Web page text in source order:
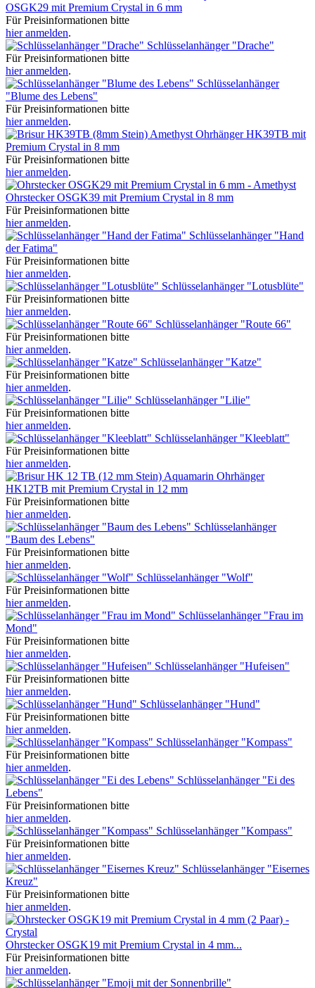
OSGK29 mit Premium Crystal in 6 mm
Für Preisinformationen bitte
hier anmelden.
Schlüsselanhänger "Drache"
Für Preisinformationen bitte
hier anmelden.
Schlüsselanhänger
"Blume des Lebens"
Für Preisinformationen bitte
hier anmelden.
Ohrhänger HK39TB mit
Premium Crystal in 8 mm
Für Preisinformationen bitte
hier anmelden.
Ohrstecker OSGK39 mit Premium Crystal in 8 mm
Für Preisinformationen bitte
hier anmelden.
Schlüsselanhänger "Hand
der Fatima"
Für Preisinformationen bitte
hier anmelden.
Schlüsselanhänger "Lotusblüte"
Für Preisinformationen bitte
hier anmelden.
Schlüsselanhänger "Route 66"
Für Preisinformationen bitte
hier anmelden.
Schlüsselanhänger "Katze"
Für Preisinformationen bitte
hier anmelden.
Schlüsselanhänger "Lilie"
Für Preisinformationen bitte
hier anmelden.
Schlüsselanhänger "Kleeblatt"
Für Preisinformationen bitte
hier anmelden.
Ohrhänger
HK12TB mit Premium Crystal in 12 mm
Für Preisinformationen bitte
hier anmelden.
Schlüsselanhänger
"Baum des Lebens"
Für Preisinformationen bitte
hier anmelden.
Schlüsselanhänger "Wolf"
Für Preisinformationen bitte
hier anmelden.
Schlüsselanhänger "Frau im
Mond"
Für Preisinformationen bitte
hier anmelden.
Schlüsselanhänger "Hufeisen"
Für Preisinformationen bitte
hier anmelden.
Schlüsselanhänger "Hund"
Für Preisinformationen bitte
hier anmelden.
Schlüsselanhänger "Kompass"
Für Preisinformationen bitte
hier anmelden.
Schlüsselanhänger "Ei des
Lebens"
Für Preisinformationen bitte
hier anmelden.
Schlüsselanhänger "Kompass"
Für Preisinformationen bitte
hier anmelden.
Schlüsselanhänger "Eisernes
Kreuz"
Für Preisinformationen bitte
hier anmelden.
Ohrstecker OSGK19 mit Premium Crystal in 4 mm...
Für Preisinformationen bitte
hier anmelden.